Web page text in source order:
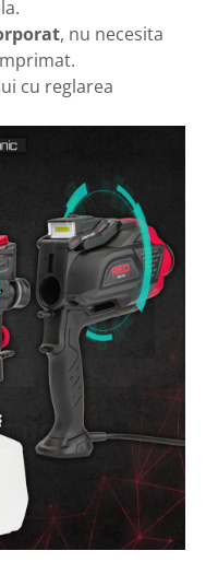
, nu necesita
cu reglarea